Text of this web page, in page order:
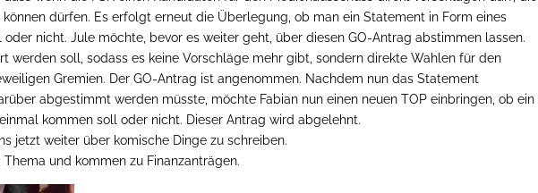
dürfen. Es erfolgt erneut die Überlegung, ob man ein Statement in Form eines
nicht. Jule möchte, bevor es weiter geht, über diesen GO-Antrag abstimmen lassen.
werden soll, sodass es keine Vorschläge mehr gibt, sondern direkte Wahlen für den
Gremien. Der GO-Antrag ist angenommen. Nachdem nun das Statement
abgestimmt werden müsste, möchte Fabian nun einen neuen TOP einbringen, ob ein
kommen soll oder nicht. Dieser Antrag wird abgelehnt.
jetzt weiter über komische Dinge zu schreiben.
und kommen zu Finanzanträgen.